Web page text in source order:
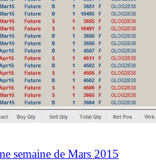
semaine de Mars 2015